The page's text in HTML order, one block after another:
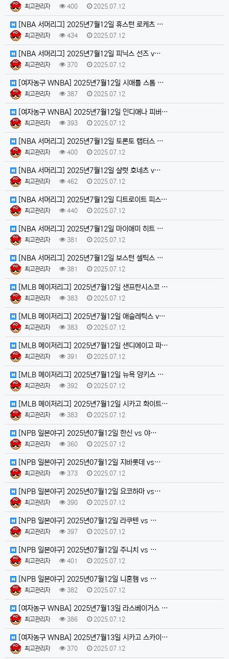
최고관리자 400 2025.07.12
[NBA 서머리그] 2025년7월12일 휴스턴 로케츠 …
최고관리자 434 2025.07.12
[NBA 서머리그] 2025년7월12일 피닉스 선즈 v…
최고관리자 370 2025.07.12
[여자농구 WNBA] 2025년7월12일 시애틀 스톰 …
최고관리자 387 2025.07.12
[여자농구 WNBA] 2025년7월12일 인디애나 피버…
최고관리자 393 2025.07.12
[NBA 서머리그] 2025년7월12일 토론토 랩터스 …
최고관리자 400 2025.07.12
[NBA 서머리그] 2025년7월12일 샬럿 호네츠 v…
최고관리자 462 2025.07.12
[NBA 서머리그] 2025년7월12일 디트로이트 피스…
최고관리자 440 2025.07.12
[NBA 서머리그] 2025년7월12일 마이애미 히트 …
최고관리자 381 2025.07.12
[NBA 서머리그] 2025년7월12일 보스턴 셀틱스 …
최고관리자 381 2025.07.12
[MLB 메이저리그] 2025년7월12일 샌프란시스코 …
최고관리자 383 2025.07.12
[MLB 메이저리그] 2025년7월12일 애슬레틱스 v…
최고관리자 383 2025.07.12
[MLB 메이저리그] 2025년7월12일 샌디에이고 파…
최고관리자 391 2025.07.12
[MLB 메이저리그] 2025년7월12일 뉴욕 양키스 …
최고관리자 392 2025.07.12
[MLB 메이저리그] 2025년7월12일 시카고 화이트…
최고관리자 383 2025.07.12
[NPB 일본야구] 2025년07월12일 한신 vs 야…
최고관리자 360 2025.07.12
[NPB 일본야구] 2025년07월12일 지바롯데 vs…
최고관리자 373 2025.07.12
[NPB 일본야구] 2025년07월12일 요코하마 vs…
최고관리자 390 2025.07.12
[NPB 일본야구] 2025년07월12일 라쿠텐 vs …
최고관리자 397 2025.07.12
[NPB 일본야구] 2025년07월12일 주니치 vs …
최고관리자 401 2025.07.12
[NPB 일본야구] 2025년07월12일 니혼햄 vs …
최고관리자 382 2025.07.12
[여자농구 WNBA] 2025년7월13일 라스베이거스 …
최고관리자 386 2025.07.12
[여자농구 WNBA] 2025년7월13일 시카고 스카이…
최고관리자 370 2025.07.12